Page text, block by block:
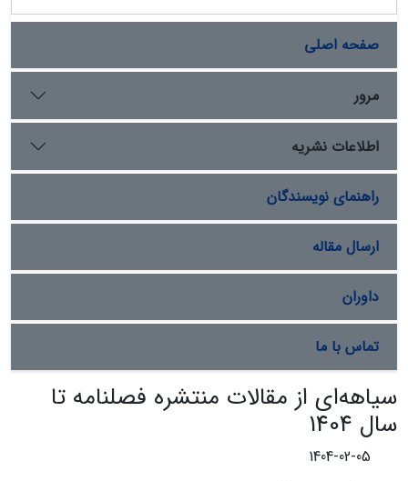
صفحه اصلی
مرور
اطلاعات نشریه
راهنمای نویسندگان
ارسال مقاله
داوران
تماس با ما
سیاهه‌ای از مقالات منتشره فصلنامه تا
سال 1404
1404-02-05